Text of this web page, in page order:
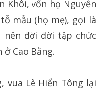
Khôi, vốn họ Nguyễn
mẫu (họ mẹ), gọi là
nên đời đời tập chức
Cao Bằng.
vua Lê Hiển Tông lại